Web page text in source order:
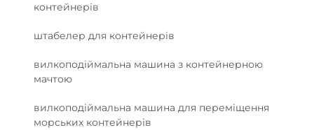
контейнерів
штабелер для контейнерів
вилкоподіймальна машина з контейнерною
мачтою
вилкоподіймальна машина для переміщення
морських контейнерів